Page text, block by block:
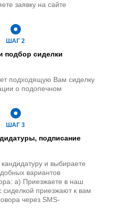
заявку на сайте
ШАГ 2
подбор сиделки
подходящую Вам сиделку
о подопечном
ШАГ 3
подписание
и выбираете
вариантов
а) Приезжаете в наш
приезжают к вам
через SMS-